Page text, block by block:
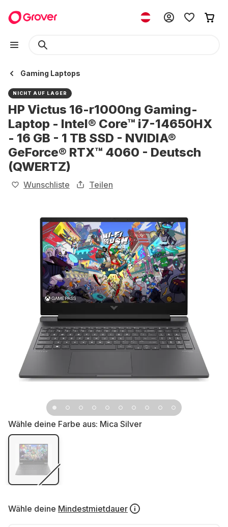
Gaming Laptops
NICHT AUF LAGER
HP Victus 16-r1000ng Gaming-
Laptop - Intel® Core™ i7-14650HX
- 16 GB - 1 TB SSD - NVIDIA®
GeForce® RTX™ 4060 - Deutsch
(QWERTZ)
Wunschliste Teilen
Wähle deine Farbe aus: Mica Silver
Wähle deine Mindestmietdauer